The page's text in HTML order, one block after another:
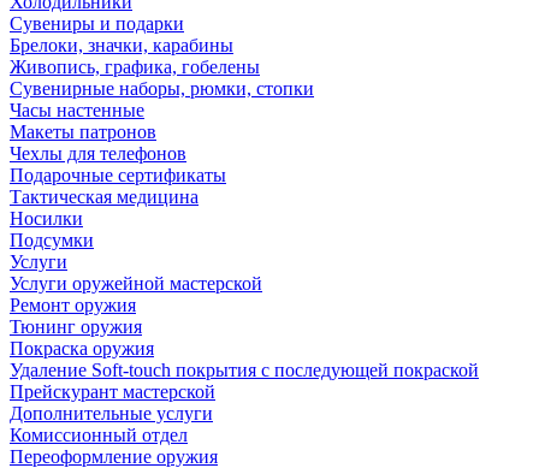
Сувениры и подарки
Брелоки, значки, карабины
Живопись, графика, гобелены
Сувенирные наборы, рюмки, стопки
Часы настенные
Макеты патронов
Чехлы для телефонов
Подарочные сертификаты
Тактическая медицина
Носилки
Подсумки
Услуги
Услуги оружейной мастерской
Ремонт оружия
Тюнинг оружия
Покраска оружия
Удаление Soft-touch покрытия с последующей покраской
Прейскурант мастерской
Дополнительные услуги
Комиссионный отдел
Переоформление оружия